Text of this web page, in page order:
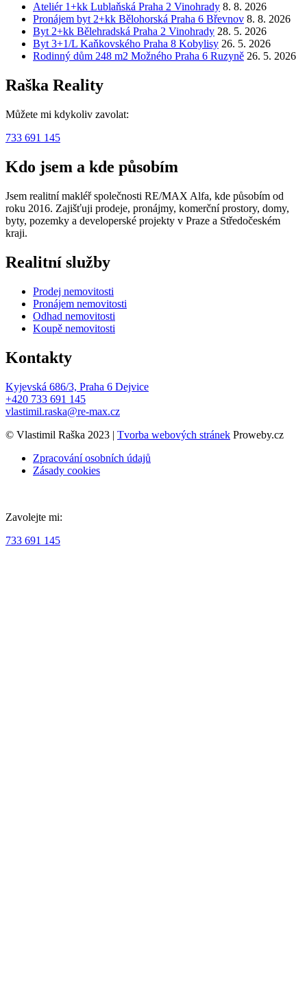
Ateliér 1+kk Lublaňská Praha 2 Vinohrady 8. 8. 2026
Pronájem byt 2+kk Bělohorská Praha 6 Břevnov 8. 8. 2026
Byt 2+kk Bělehradská Praha 2 Vinohrady 28. 5. 2026
Byt 3+1/L Kaňkovského Praha 8 Kobylisy 26. 5. 2026
Rodinný dům 248 m2 Možného Praha 6 Ruzyně 26. 5. 2026
Raška Reality
Můžete mi kdykoliv zavolat:
733 691 145
Kdo jsem a kde působím
Jsem realitní makléř společnosti RE/MAX Alfa, kde působím od
roku 2016. Zajišťuji prodeje, pronájmy, komerční prostory, domy,
byty, pozemky a developerské projekty v Praze a Středočeském
kraji.
Realitní služby
Prodej nemovitosti
Pronájem nemovitosti
Odhad nemovitosti
Koupě nemovitosti
Kontakty
Kyjevská 686/3, Praha 6 Dejvice
+420 733 691 145
vlastimil.raska@re-max.cz
© Vlastimil Raška 2023 | Tvorba webových stránek Proweby.cz
Zpracování osobních údajů
Zásady cookies
Zavolejte mi:
733 691 145